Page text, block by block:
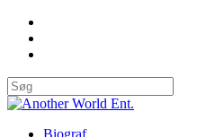
Biograf